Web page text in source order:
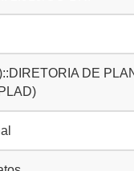
DE